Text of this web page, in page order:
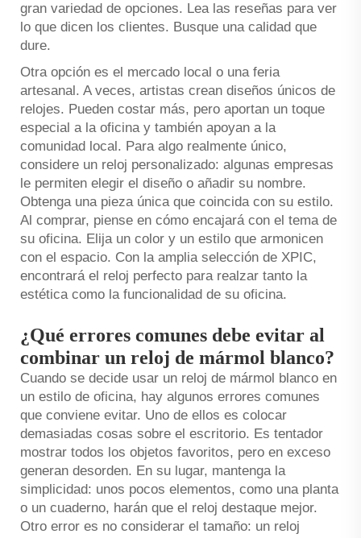
gran variedad de opciones. Lea las reseñas para ver
lo que dicen los clientes. Busque una calidad que
dure.
Otra opción es el mercado local o una feria
artesanal. A veces, artistas crean diseños únicos de
relojes. Pueden costar más, pero aportan un toque
especial a la oficina y también apoyan a la
comunidad local. Para algo realmente único,
considere un reloj personalizado: algunas empresas
le permiten elegir el diseño o añadir su nombre.
Obtenga una pieza única que coincida con su estilo.
Al comprar, piense en cómo encajará con el tema de
su oficina. Elija un color y un estilo que armonicen
con el espacio. Con la amplia selección de XPIC,
encontrará el reloj perfecto para realzar tanto la
estética como la funcionalidad de su oficina.
¿Qué errores comunes debe evitar al
combinar un reloj de mármol blanco?
Cuando se decide usar un reloj de mármol blanco en
un estilo de oficina, hay algunos errores comunes
que conviene evitar. Uno de ellos es colocar
demasiadas cosas sobre el escritorio. Es tentador
mostrar todos los objetos favoritos, pero en exceso
generan desorden. En su lugar, mantenga la
simplicidad: unos pocos elementos, como una planta
o un cuaderno, harán que el reloj destaque mejor.
Otro error es no considerar el tamaño: un reloj